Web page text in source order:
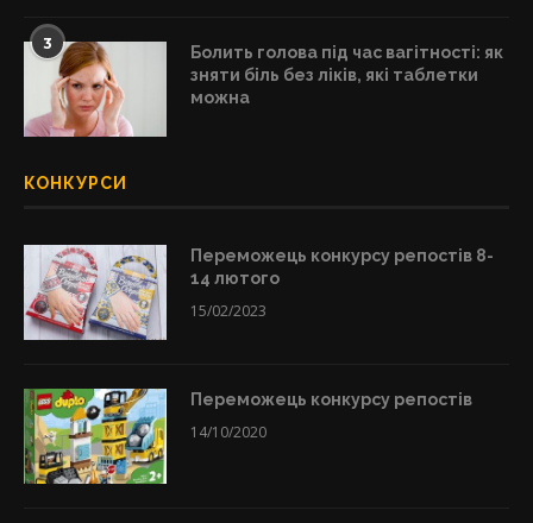
3
Болить голова під час вагітності: як
зняти біль без ліків, які таблетки
можна
КОНКУРСИ
Переможець конкурсу репостів 8-
14 лютого
15/02/2023
Переможець конкурсу репостів
14/10/2020